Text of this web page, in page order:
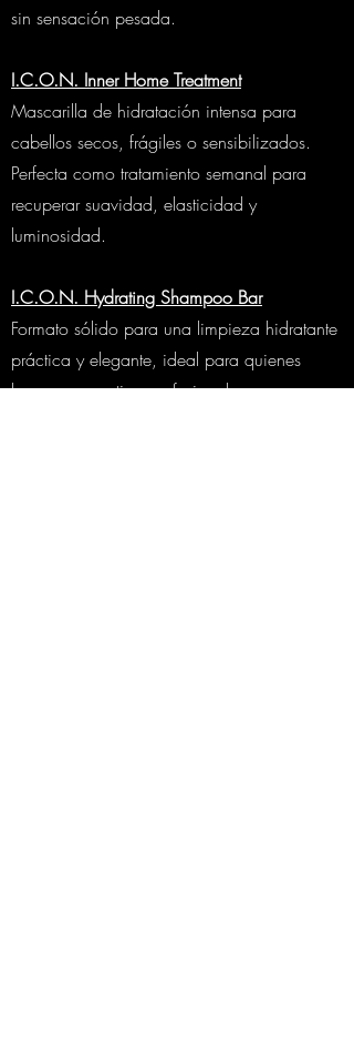
sin sensación pesada.
I.C.O.N. Inner Home Treatment
Mascarilla de hidratación intensa para
cabellos secos, frágiles o sensibilizados.
Perfecta como tratamiento semanal para
recuperar suavidad, elasticidad y
luminosidad.
I.C.O.N. Hydrating Shampoo Bar
Formato sólido para una limpieza hidratante
práctica y elegante, ideal para quienes
buscan una rutina profesional con un